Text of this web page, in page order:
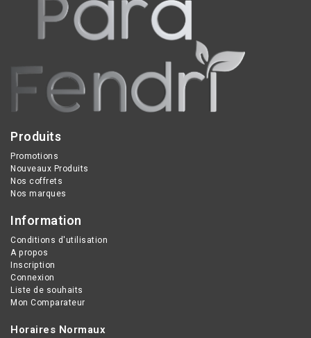
revitalisé naturellement.
Produits
Promotions
Nouveaux Produits
Nos coffrets
Nos marques
Information
Conditions d'utilisation
A propos
Inscription
Connexion
Liste de souhaits
Mon Comparateur
Horaires Normaux